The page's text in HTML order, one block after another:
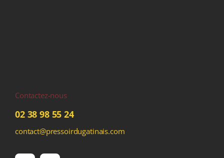
Contactez-nous
02 38 98 55 24
contact@pressoirdugatinais.com